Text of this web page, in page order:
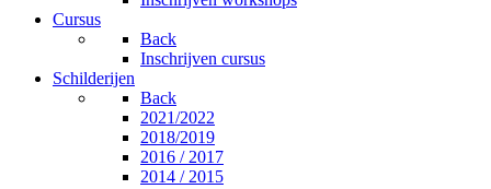
Cursus
Back
Inschrijven cursus
Schilderijen
Back
2021/2022
2018/2019
2016 / 2017
2014 / 2015